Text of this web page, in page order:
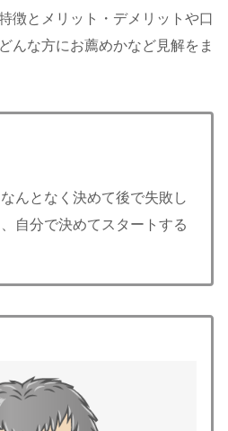
徴とメリット・デメリットや口
んな方にお薦めかなど見解をま
んとなく決めて後で失敗し
自分で決めてスタートする